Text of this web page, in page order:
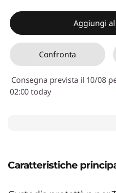
Aggiungi
Confronta
Consegna prevista il 10/08
02:00 today
Caratteristiche